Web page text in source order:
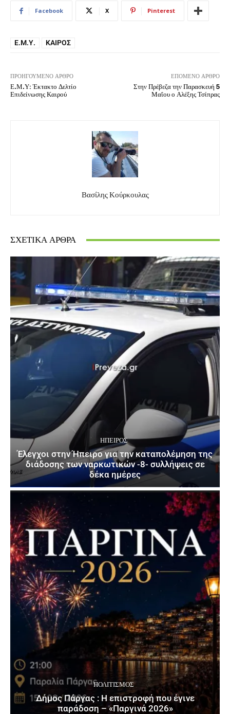
Facebook X Pinterest
Ε.Μ.Υ. ΚΑΙΡΌΣ
ΠΡΟΗΓΟΎΜΕΝΟ ΆΡΘΡΟ
Ε.Μ.Υ: Έκτακτο Δελτίο
Επιδείνωσης Καιρού
ΕΠΌΜΕΝΟ ΆΡΘΡΟ
Στην Πρέβεζα την Παρασκευή 5
Μαΐου ο Αλέξης Τσίπρας
Βασίλης Κούρκουλας
ΣΧΕΤΙΚΆ ΆΡΘΡΑ
ΉΠΕΙΡΟΣ
Έλεγχοι στην Ήπειρο για την καταπολέμηση της
διάδοσης των ναρκωτικών -8- συλλήψεις σε
δέκα ημέρες
ΠΟΛΙΤΙΣΜΌΣ
Δήμος Πάργας : Η επιστροφή που έγινε
παράδοση – «Παργινά 2026»